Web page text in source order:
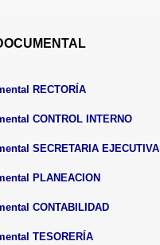
RECTORÍA
CONTROL INTERNO
SECRETARIA EJECUTIVA
PLANEACION
CONTABILIDAD
TESORERÍA